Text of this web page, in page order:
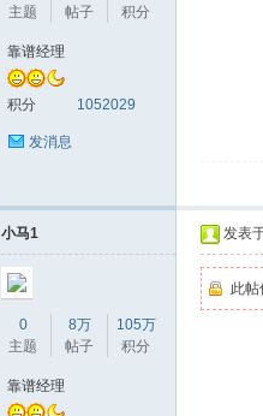
主题
帖子
积分
靠谱经理
积分 1052029
发消息
小马1
0
主题
8万
帖子
105万
积分
靠谱经理
发表
此